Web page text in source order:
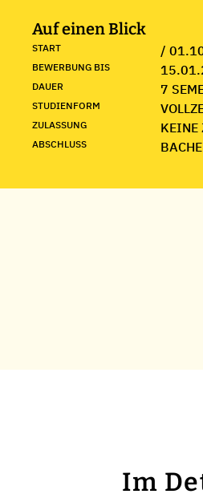
Auf einen Blick
START /
BEWERBUNG BIS
DAUER 7
STUDIENFORM
ZULASSUNG KEINE
ABSCHLUSS
Im